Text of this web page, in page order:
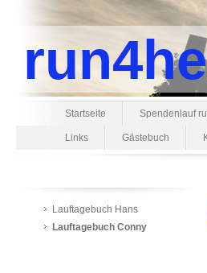
Startseite Spendenlauf
Links Gästebuch
Lauftagebuch Hans
Lauftagebuch Conny